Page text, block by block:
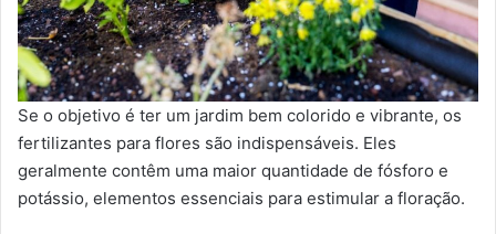
Se o objetivo é ter um jardim bem colorido e vibrante, os
fertilizantes para flores são indispensáveis. Eles
geralmente contêm uma maior quantidade de fósforo e
potássio, elementos essenciais para estimular a floração.